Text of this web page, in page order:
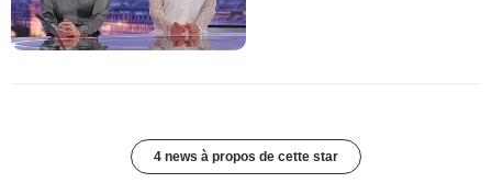
4 news à propos de cette star